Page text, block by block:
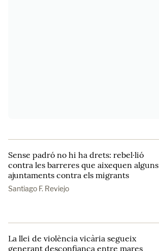
Sense padró no hi ha drets: rebel·lió
contra les barreres que aixequen alguns
ajuntaments contra els migrants
Santiago F. Reviejo
La llei de violència vicària segueix
generant desconfiança entre mares